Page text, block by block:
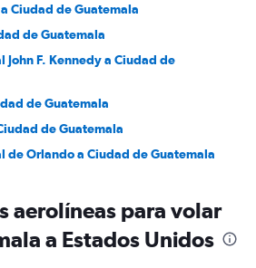
Ciudad de Guatemala
de Guatemala
John F. Kennedy a Ciudad de
de Guatemala
de Guatemala
de Orlando a Ciudad de Guatemala
aerolíneas para volar
a Estados Unidos